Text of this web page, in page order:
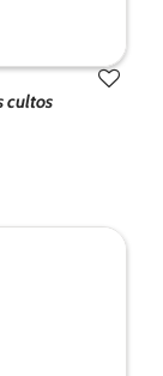
cultos